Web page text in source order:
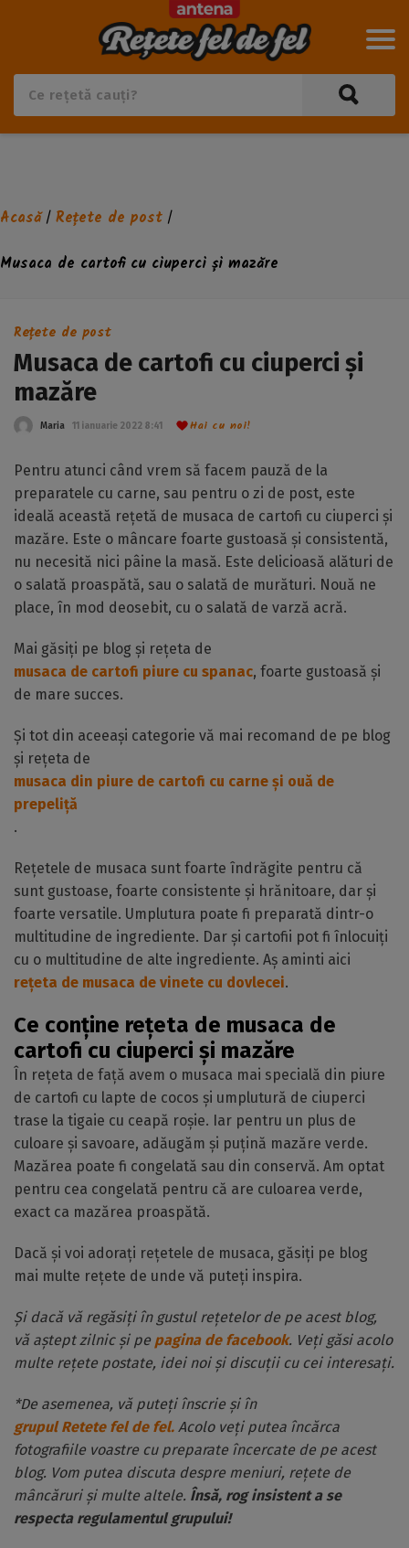
Acasă/ Rețete de post /
Musaca de cartofi cu ciuperci și mazăre
Rețete de post
Musaca de cartofi cu ciuperci și
mazăre
Maria 11 ianuarie 2022 8:41 Hai cu noi!
Pentru atunci când vrem să facem pauză de la
preparatele cu carne, sau pentru o zi de post, este
ideală această rețetă de musaca de cartofi cu ciuperci și
mazăre. Este o mâncare foarte gustoasă și consistentă,
nu necesită nici pâine la masă. Este delicioasă alături de
o salată proaspătă, sau o salată de murături. Nouă ne
place, în mod deosebit, cu o salată de varză acră.
Mai găsiți pe blog și rețeta de
musaca de cartofi piure cu spanac, foarte gustoasă și
de mare succes.
Și tot din aceeași categorie vă mai recomand de pe blog
și rețeta de
musaca din piure de cartofi cu carne și ouă de
prepeliță
.
Rețetele de musaca sunt foarte îndrăgite pentru că
sunt gustoase, foarte consistente și hrănitoare, dar și
foarte versatile. Umplutura poate fi preparată dintr-o
multitudine de ingrediente. Dar și cartofii pot fi înlocuiți
cu o multitudine de alte ingrediente. Aș aminti aici
rețeta de musaca de vinete cu dovlecei.
Ce conține rețeta de musaca de
cartofi cu ciuperci și mazăre
În rețeta de față avem o musaca mai specială din piure
de cartofi cu lapte de cocos și umplutură de ciuperci
trase la tigaie cu ceapă roșie. Iar pentru un plus de
culoare și savoare, adăugăm și puțină mazăre verde.
Mazărea poate fi congelată sau din conservă. Am optat
pentru cea congelată pentru că are culoarea verde,
exact ca mazărea proaspătă.
Dacă și voi adorați rețetele de musaca, găsiți pe blog
mai multe rețete de unde vă puteți inspira.
Și dacă vă regăsiți în gustul rețetelor de pe acest blog,
vă aștept zilnic și pe pagina de facebook. Veți găsi acolo
multe rețete postate, idei noi și discuții cu cei interesați.
*De asemenea, vă puteți înscrie și în
grupul Retete fel de fel. Acolo veți putea încărca
fotografiile voastre cu preparate încercate de pe acest
blog. Vom putea discuta despre meniuri, rețete de
mâncăruri și multe altele. Însă, rog insistent a se
respecta regulamentul grupului!